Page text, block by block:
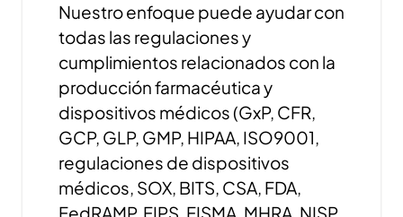
Nuestro enfoque puede ayudar con
todas las regulaciones y
cumplimientos relacionados con la
producción farmacéutica y
dispositivos médicos (GxP, CFR,
GCP, GLP, GMP, HIPAA, ISO9001,
regulaciones de dispositivos
médicos, SOX, BITS, CSA, FDA,